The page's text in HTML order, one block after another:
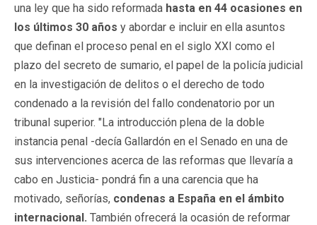
una ley que ha sido reformada hasta en 44 ocasiones en
los últimos 30 años y abordar e incluir en ella asuntos
que definan el proceso penal en el siglo XXI como el
plazo del secreto de sumario, el papel de la policía judicial
en la investigación de delitos o el derecho de todo
condenado a la revisión del fallo condenatorio por un
tribunal superior. "La introducción plena de la doble
instancia penal -decía Gallardón en el Senado en una de
sus intervenciones acerca de las reformas que llevaría a
cabo en Justicia- pondrá fin a una carencia que ha
motivado, señorías, condenas a España en el ámbito
internacional. También ofrecerá la ocasión de reformar